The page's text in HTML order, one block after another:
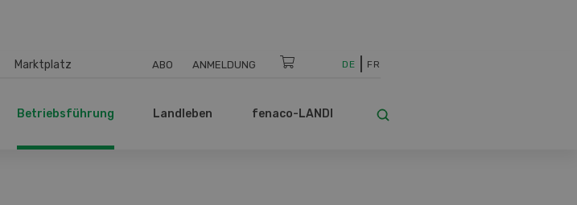
Marktplatz ABO ANMELDUNG DE FR
Betriebsführung Landleben fenaco-LANDI